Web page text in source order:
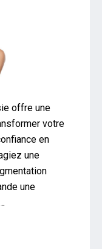
offre une
votre
en
une
une